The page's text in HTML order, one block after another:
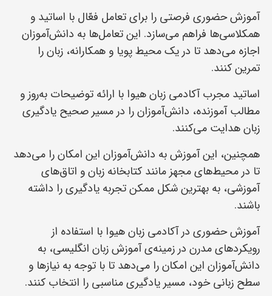
آموزش حضوری فرصتی را برای تعامل فعّال با اساتید و
همکلاسی‌ها فراهم می‌سازد. این تعامل‌ها به دانش‌آموزان
اجازه می‌دهد تا در یک محیط پویا و همکارانه، زبان را
تمرین کنند.
اساتید مجرب آکادمی زبان هیوا با ارائه توضیحات به‌روز و
مطالب آموزنده، دانش‌آموزان را در مسیر صحیح یادگیری
زبان هدایت می‌کنند.
همچنین، این آموزش به دانش‌آموزان این امکان را می‌دهد
تا در محیط‌های مجهز مانند کتابخانه زبان و اتاق‌های
آموزشی، به بهترین شکل ممکن تجربه یادگیری را داشته
باشند.
آموزش حضوری در آکادمی زبان هیوا با استفاده از
رویکردهای مدرن در زمینه‌ی آموزش زبان انگلیسی، به
دانش‌آموزان این امکان را می‌دهد تا با توجه به نیازها و
سطح زبانی خود، مسیر یادگیری مناسبی را انتخاب کنند.